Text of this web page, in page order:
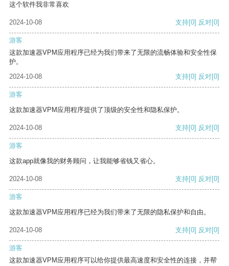
这个软件我非常喜欢
2024-10-08 支持[0] 反对[0]
游客
这款加速器VPM应用程序已经为我们带来了无限的流畅体验和安全性保
护。
2024-10-08
支持[0] 反对[0]
游客
这款加速器VPM应用程序提供了顶级的安全性和隐私保护。
2024-10-08 支持[0] 反对[0]
游客
这款app就像我的财务顾问，让我能够省钱又省心。
2024-10-08 支持[0] 反对[0]
游客
这款加速器VPM应用程序已经为我们带来了无限的隐私保护和自由。
2024-10-08 支持[0] 反对[0]
游客
这款加速器VPM应用程序可以给你提供最高速度和安全性的连接，并帮